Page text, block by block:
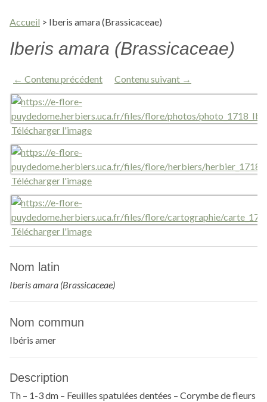
Accueil > Iberis amara (Brassicaceae)
Iberis amara (Brassicaceae)
← Contenu précédent Contenu suivant →
Télécharger l'image
Télécharger l'image
Télécharger l'image
Nom latin
Iberis amara (Brassicaceae)
Nom commun
Ibéris amer
Description
Th – 1-3 dm – Feuilles spatulées dentées – Corymbe de fleurs